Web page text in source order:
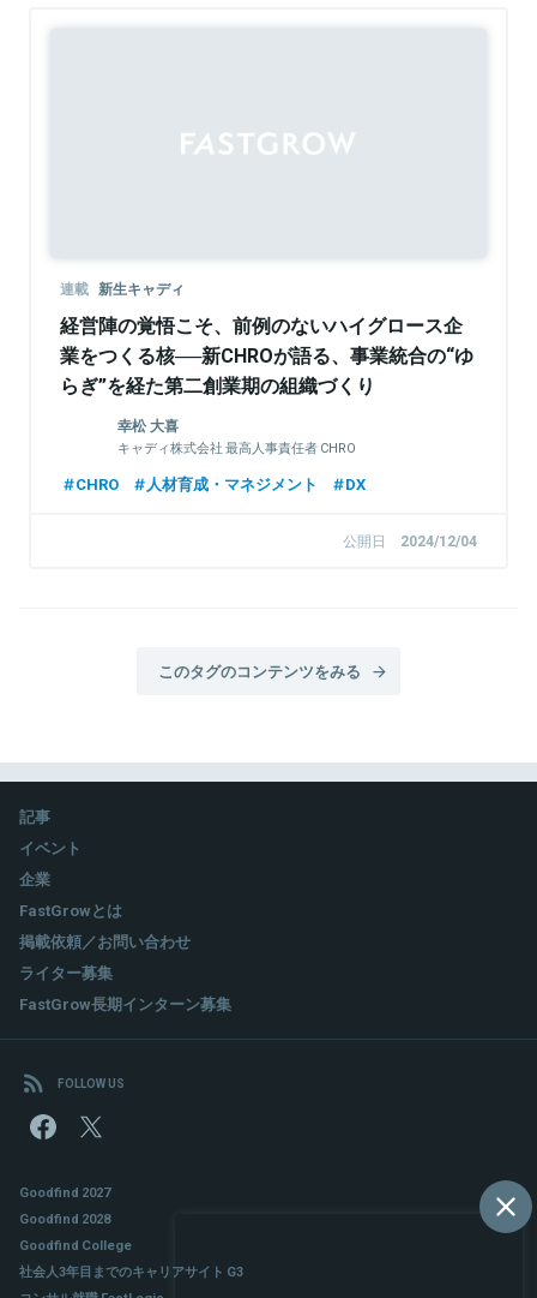
連載 新生キャディ
経営陣の覚悟こそ、前例のないハイグロース企
業をつくる核──新CHROが語る、事業統合の“ゆ
らぎ”を経た第二創業期の組織づくり
幸松 大喜
キャディ株式会社 最高人事責任者 CHRO
CHRO 人材育成・マネジメント DX
公開日 2024/12/04
このタグのコンテンツをみる
記事
イベント
企業
FastGrowとは
掲載依頼／お問い合わせ
ライター募集
FastGrow長期インターン募集
FOLLOW US
Goodfind 2027
Goodfind 2028
Goodfind College
社会人3年目までのキャリアサイト G3